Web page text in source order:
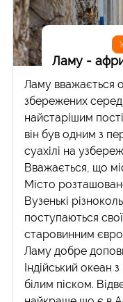
Ламу -
Ламу вважається
збережених
найстарішим
він був одним з
суахілі на
Вважається, що
Місто
Вузенькі
поступаються
старовинним
Ламу добре
Індійський
білим піском.